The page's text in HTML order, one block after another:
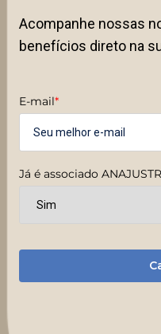
Acompanhe nossas
benefícios direto na
E-mail*
Já é associado